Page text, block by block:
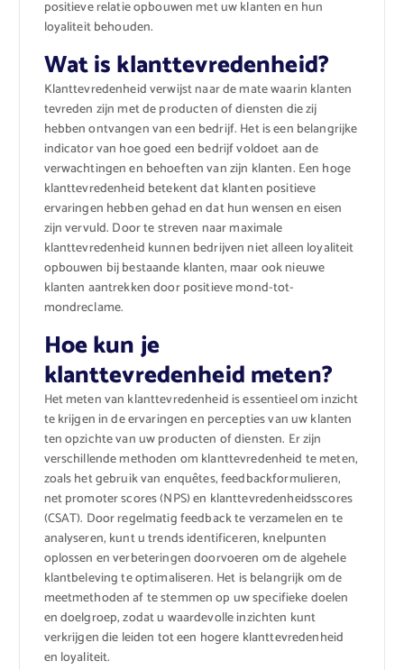
positieve relatie opbouwen met uw klanten en hun
loyaliteit behouden.
Wat is klanttevredenheid?
Klanttevredenheid verwijst naar de mate waarin klanten
tevreden zijn met de producten of diensten die zij
hebben ontvangen van een bedrijf. Het is een belangrijke
indicator van hoe goed een bedrijf voldoet aan de
verwachtingen en behoeften van zijn klanten. Een hoge
klanttevredenheid betekent dat klanten positieve
ervaringen hebben gehad en dat hun wensen en eisen
zijn vervuld. Door te streven naar maximale
klanttevredenheid kunnen bedrijven niet alleen loyaliteit
opbouwen bij bestaande klanten, maar ook nieuwe
klanten aantrekken door positieve mond-tot-
mondreclame.
Hoe kun je
klanttevredenheid meten?
Het meten van klanttevredenheid is essentieel om inzicht
te krijgen in de ervaringen en percepties van uw klanten
ten opzichte van uw producten of diensten. Er zijn
verschillende methoden om klanttevredenheid te meten,
zoals het gebruik van enquêtes, feedbackformulieren,
net promoter scores (NPS) en klanttevredenheidsscores
(CSAT). Door regelmatig feedback te verzamelen en te
analyseren, kunt u trends identificeren, knelpunten
oplossen en verbeteringen doorvoeren om de algehele
klantbeleving te optimaliseren. Het is belangrijk om de
meetmethoden af te stemmen op uw specifieke doelen
en doelgroep, zodat u waardevolle inzichten kunt
verkrijgen die leiden tot een hogere klanttevredenheid
en loyaliteit.